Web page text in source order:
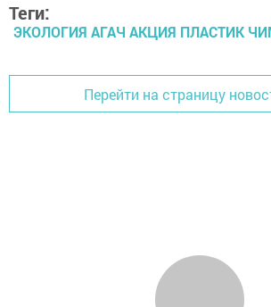
Теги:
ЭКОЛОГИЯ АГАЧ АКЦИЯ ПЛАСТИК
Перейти на страницу